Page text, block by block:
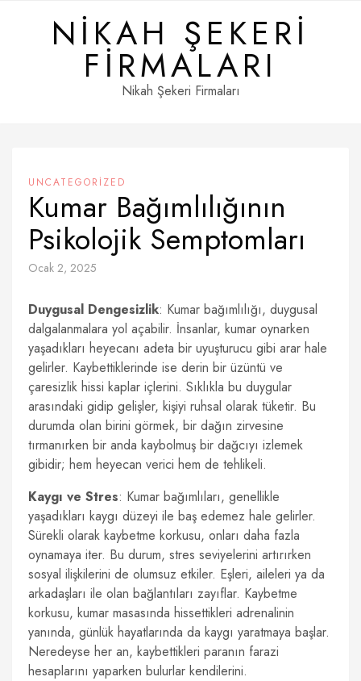
NIKAH ŞEKERI
FIRMALARI
Nikah Şekeri Firmaları
UNCATEGORIZED
Kumar Bağımlılığının
Psikolojik Semptomları
Ocak 2, 2025
Duygusal Dengesizlik: Kumar bağımlılığı, duygusal
dalgalanmalara yol açabilir. İnsanlar, kumar oynarken
yaşadıkları heyecanı adeta bir uyuşturucu gibi arar hale
gelirler. Kaybettiklerinde ise derin bir üzüntü ve
çaresizlik hissi kaplar içlerini. Sıklıkla bu duygular
arasındaki gidip gelişler, kişiyi ruhsal olarak tüketir. Bu
durumda olan birini görmek, bir dağın zirvesine
tırmanırken bir anda kaybolmuş bir dağcıyı izlemek
gibidir; hem heyecan verici hem de tehlikeli.
Kaygı ve Stres: Kumar bağımlıları, genellikle
yaşadıkları kaygı düzeyi ile baş edemez hale gelirler.
Sürekli olarak kaybetme korkusu, onları daha fazla
oynamaya iter. Bu durum, stres seviyelerini artırırken
sosyal ilişkilerini de olumsuz etkiler. Eşleri, aileleri ya da
arkadaşları ile olan bağlantıları zayıflar. Kaybetme
korkusu, kumar masasında hissettikleri adrenalinin
yanında, günlük hayatlarında da kaygı yaratmaya başlar.
Neredeyse her an, kaybettikleri paranın farazi
hesaplarını yaparken bulurlar kendilerini.